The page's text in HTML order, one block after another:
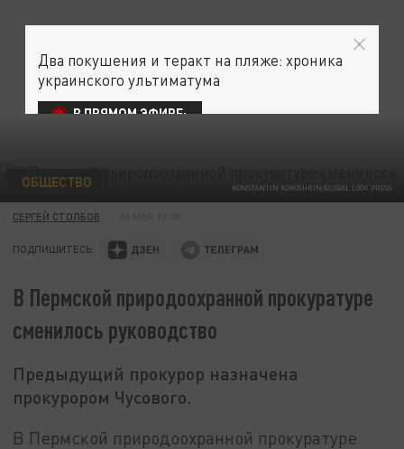
KONSTANTIN KOKOSHKIN/GLOBAL LOOK PRESS
ОБЩЕСТВО
СЕРГЕЙ СТОЛБОВ
ПОДПИШИТЕСЬ:
В Пермской природоохранной прокуратуре
сменилось руководство
Предыдущий прокурор назначена
прокурором Чусового.
В Пермской природоохранной прокуратуре
Два покушения и теракт на пляже: хроника
украинского ультиматума
В ПРЯМОМ ЭФИРЕ: